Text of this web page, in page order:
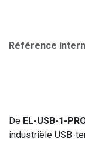
Référence
De EL-USB-1-
industriële USB-